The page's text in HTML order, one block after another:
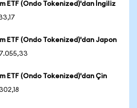
ETF (Ondo Tokenized)'dan İngiliz
ETF (Ondo Tokenized)'dan Japon
ETF (Ondo Tokenized)'dan Çin